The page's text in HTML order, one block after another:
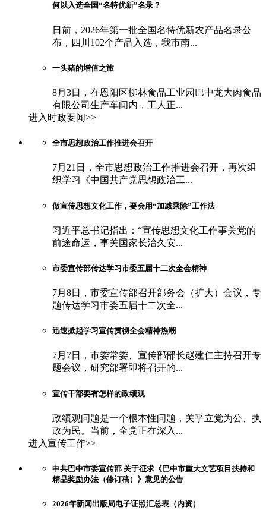
何以入选全国“名特优新”名录？
日前，2026年第一批全国名特优新农产品名录公
布，四川102个产品入选，我市南...
一头猪的增值之旅
8月3日，在恩阳区柳林食品工业园巴中龙大肉食品
有限公司生产车间内，工人正...
进入时政要闻>>
全市思想政治工作推进会召开
7月21日，全市思想政治工作推进会召开，再次组
织学习《中国共产党思想政治工...
做宣传思想文化工作，要会用“加减乘除”工作法
习近平总书记指出：“宣传思想文化工作事关党的
前途命运，事关国家长治久安...
市委宣传部传达学习市委五届十二次全会精神
7月8日，市委宣传部召开部务会（扩大）会议，专
题传达学习市委五届十二次全...
迅速掀起学习宣传贯彻全会精神热潮
7月7日，市委常委、宣传部部长赵建仁主持召开专
题会议，研究部署即将召开的...
宣传干部要有怎样的政绩观
政绩观问题是一个根本性问题，关乎立党为公、执
政为民。当前，全党正在深入...
进入宣传工作>>
中共巴中市委宣传部 关于征求《巴中市重大文艺项目扶持和
精品奖励办法（修订稿）》意见的公告
2026年新闻出版局电子证照汇总表（内资）